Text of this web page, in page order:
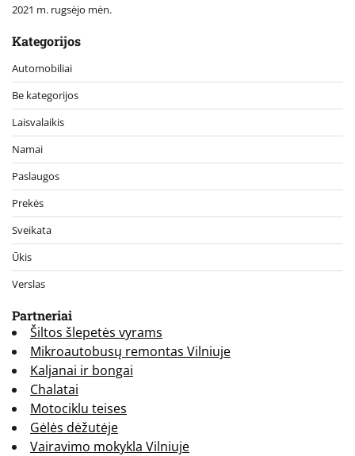
2021 m. rugsėjo mėn.
Kategorijos
Automobiliai
Be kategorijos
Laisvalaikis
Namai
Paslaugos
Prekės
Sveikata
Ūkis
Verslas
Partneriai
Šiltos šlepetės vyrams
Mikroautobusų remontas Vilniuje
Kaljanai ir bongai
Chalatai
Motociklu teises
Gėlės dėžutėje
Vairavimo mokykla Vilniuje